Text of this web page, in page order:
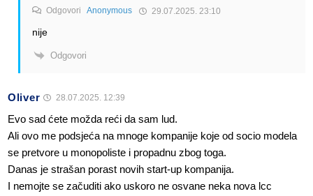
Odgovori Anonymous 29.07.2025. 23:10
nije
Odgovori
Oliver 28.07.2025. 12:39
Evo sad ćete možda reći da sam lud.
Ali ovo me podsjeća na mnoge kompanije koje od socio modela
se pretvore u monopoliste i propadnu zbog toga.
Danas je strašan porast novih start-up kompanija.
I nemojte se začuditi ako uskoro ne osvane neka nova lcc